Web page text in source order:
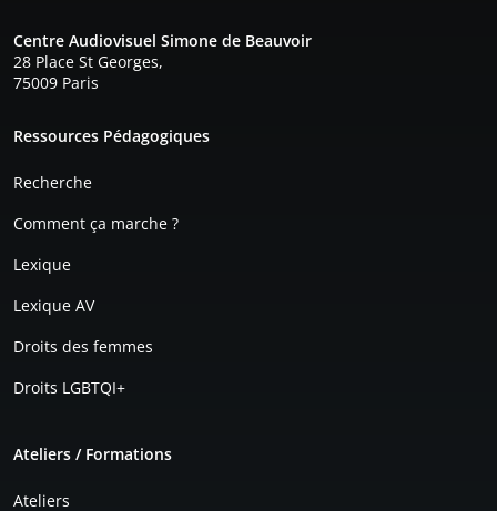
Centre Audiovisuel Simone de Beauvoir
28 Place St Georges,
75009 Paris
Ressources Pédagogiques
Recherche
Comment ça marche ?
Lexique
Lexique AV
Droits des femmes
Droits LGBTQI+
Ateliers / Formations
Ateliers